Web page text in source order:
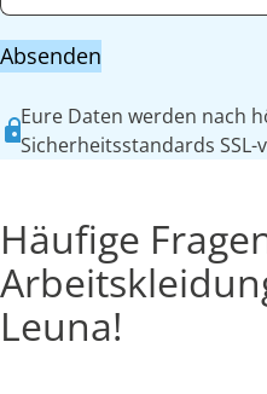
Absenden
Eure Daten werden nach
Sicherheitsstandards SSL-
Häufige
Leuna!